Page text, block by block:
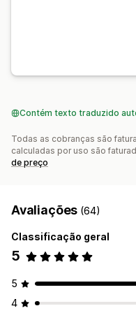
Contém texto traduzido
Todas as cobranças são
calculadas por uso são
de preço
Avaliações (64)
Classificação geral
5
5
4